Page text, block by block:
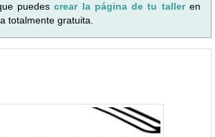
puedescrear la página de tu talleren
totalmente gratuita.